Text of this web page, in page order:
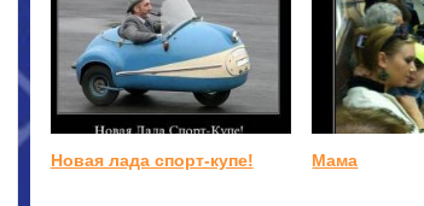
Новая лада спорт-купе! Мама